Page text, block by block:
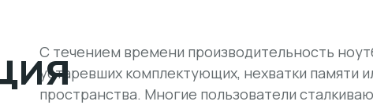
С течением времени производительность
устаревших комплектующих, нехватки памяти
пространства. Многие пользователи